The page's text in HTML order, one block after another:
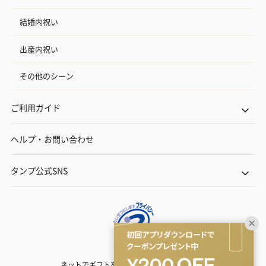
結婚内祝い
出産内祝い
その他のシーン
ご利用ガイド
ヘルプ・お問い合わせ
タンプ公式SNS